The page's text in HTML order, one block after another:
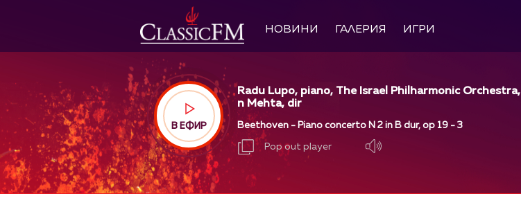
НОВИНИ ГАЛЕРИЯ ИГРИ
В ЕФИР
Radu Lupo, piano, The Israel Philharmonic
n Mehta, dir
Beethoven - Piano concerto N 2 in B dur, op 19 - 3
Pop out player